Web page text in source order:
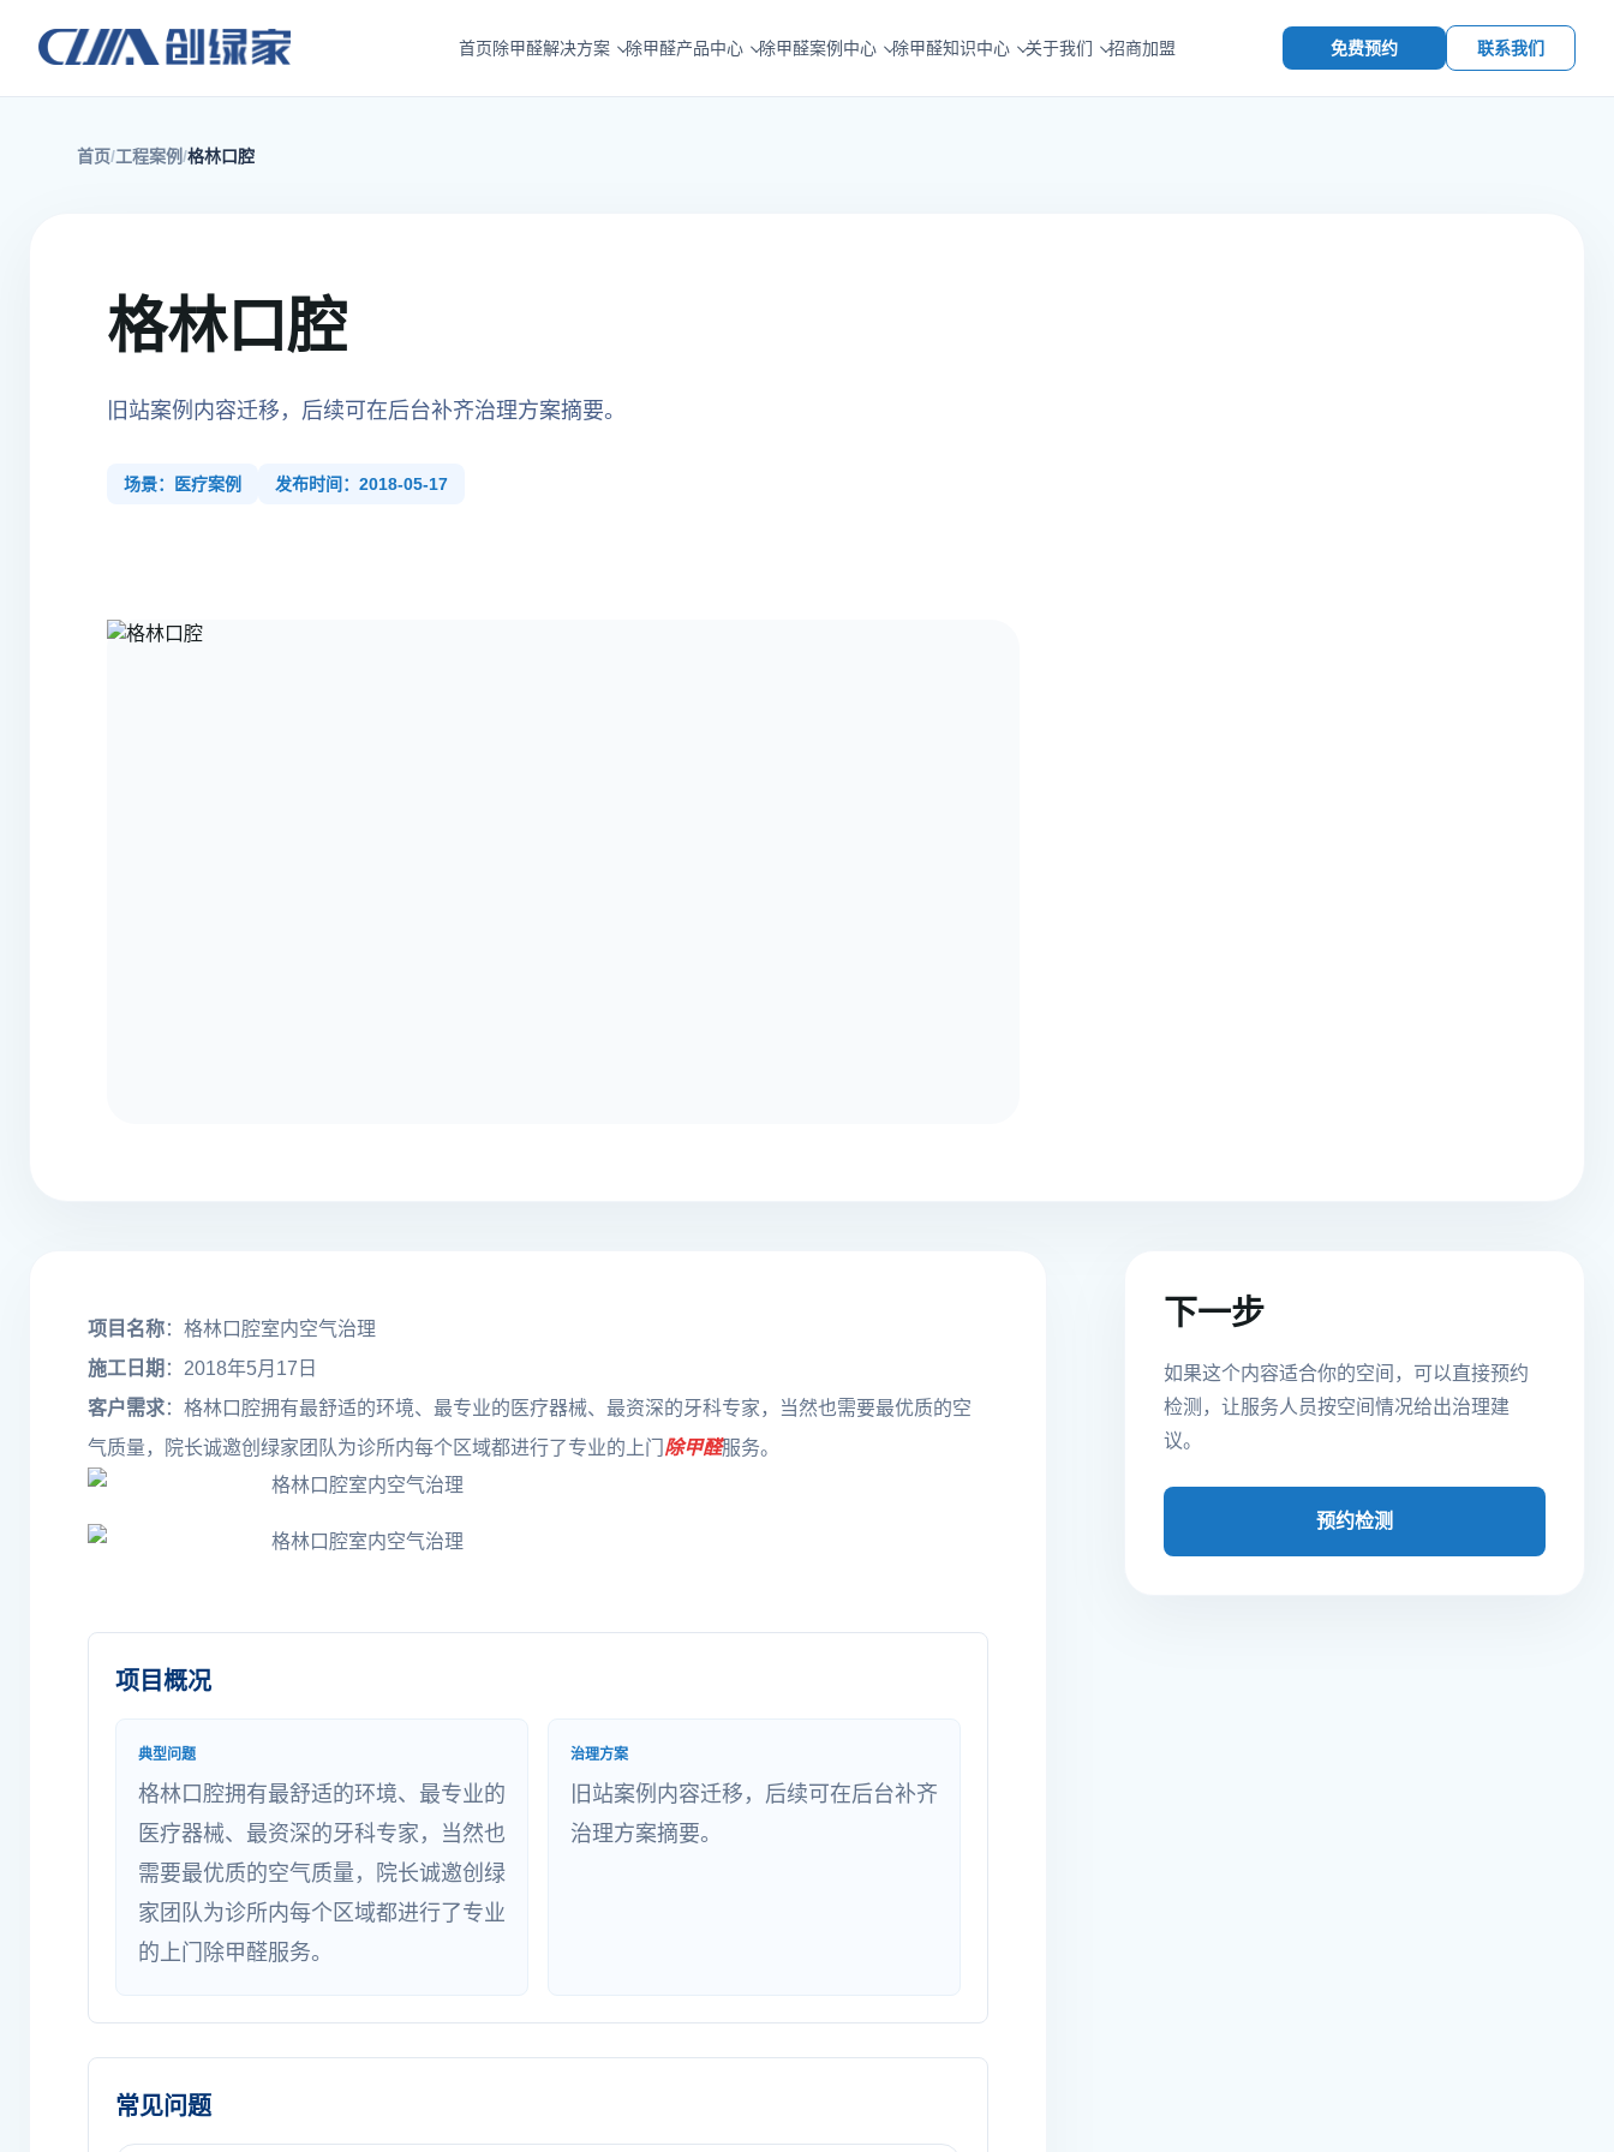
首页除甲醛解决方案 除甲醛产品中心 除甲醛案例中心 除甲醛知识中心 关于我们 招商加盟 免费预约 联系我们
首页 工程案例 格林口腔
格林口腔
旧站案例内容迁移，后续可在后台补齐治理方案摘要。
场景：医疗案例 发布时间：2018-05-17
项目名称：格林口腔室内空气治理
施工日期 ：2018年5月17日
客户需求：格林口腔拥有最舒适的环境、最专业的医疗器械、最资深的牙科专家，当然也需要最优质的空
气质量，院长诚邀创绿家团队为诊所内每个区域都进行了专业的上门 除甲醛服务。
项目概况
典型问题
格林口腔拥有最舒适的环境、最专业的
医疗器械、最资深的牙科专家，当然也
需要最优质的空气质量，院长诚邀创绿
家团队为诊所内每个区域都进行了专业
的上门除甲醛服务。
治理方案
旧站案例内容迁移，后续可在后台补齐
治理方案摘要。
常见问题
下一步
如果这个内容适合你的空间，可以直接预约
检测，让服务人员按空间情况给出治理建
议。
预约检测